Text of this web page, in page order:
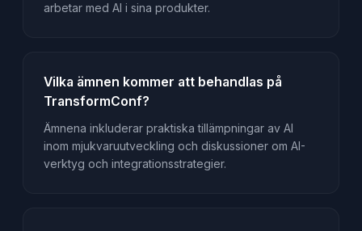
arbetar med AI i sina produkter.
Vilka ämnen kommer att behandlas på
TransformConf?
Ämnena inkluderar praktiska tillämpningar av AI
inom mjukvaruutveckling och diskussioner om AI-
verktyg och integrationsstrategier.